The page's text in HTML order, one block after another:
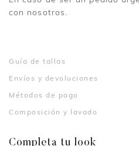
con nosotros.
Guía de tallas
Envíos y devoluciones
Métodos de pago
Composición y lavado
Completa tu look